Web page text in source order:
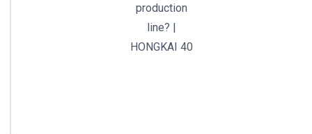
production
line? |
HONGKAI 40